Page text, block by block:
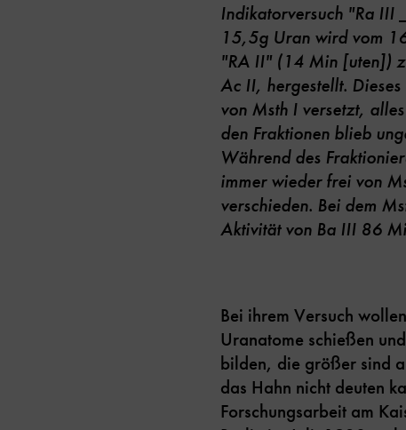
Indikatorversuch "Ra III
15,5g Uran wird vom
"RA II" (14 Min [uten])
Ac II, hergestellt.
von Msth I versetzt,
den Fraktionen blieb
Während des
immer wieder frei von
verschieden. Bei dem
Aktivität von Ba III 86
Bei ihrem Versuch
Uranatome schießen
bilden, die größer sind
das Hahn nicht deuten
Forschungsarbeit am